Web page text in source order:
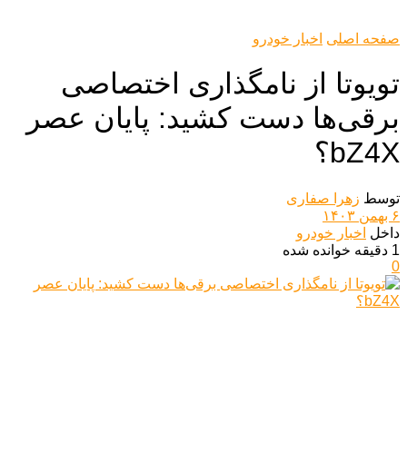
صفحه اصلی اخبار خودرو
تویوتا از نامگذاری اختصاصی
برقی‌ها دست کشید: پایان عصر
bZ4X؟
توسط زهرا صفاری
۶ بهمن ۱۴۰۳
داخل اخبار خودرو
1 دقیقه خوانده شده
0